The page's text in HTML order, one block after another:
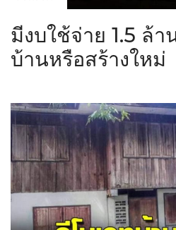
มีงบใช้จ่าย 1.5 ล้า
บ้านหรือสร้างใหม่